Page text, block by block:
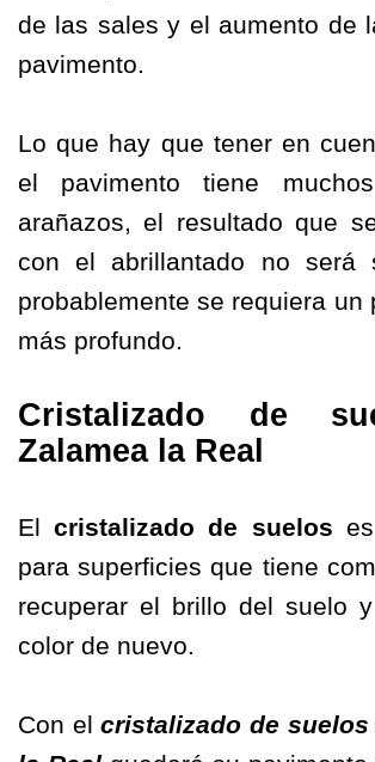
de las sales y el aumento de
pavimento.
Lo que hay que tener en
el pavimento tiene
arañazos, el resultado que
con el abrillantado no será
probablemente se requiera un
más profundo.
Cristalizado de
Zalamea la Real
Elcristalizado de suelos
para superficies que tiene
recuperar el brillo del suelo
color de nuevo.
Con elcristalizado de suelos